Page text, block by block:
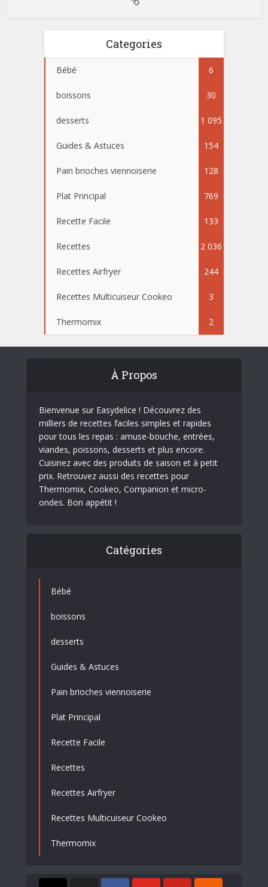
Categories
Bébé 6
boissons 30
desserts 1 095
Guides & Astuces 154
Pain brioches viennoiserie 128
Plat Principal 769
Recette Facile 133
Recettes 2 036
Recettes Airfryer 244
Recettes Multicuiseur Cookeo 3
Thermomix 2
À Propos
Bienvenue sur Easydelice ! Découvrez des
milliers de recettes faciles simples et rapides
pour tous les repas : amuse-bouche, entrées,
viandes, poissons, desserts et plus encore.
Cuisinez avec des produits de saison et à petit
prix. Retrouvez aussi des recettes pour
Thermomix, Cookeo, Companion et micro-
ondes. Bon appétit !
Catégories
Bébé
boissons
desserts
Guides & Astuces
Pain brioches viennoiserie
Plat Principal
Recette Facile
Recettes
Recettes Airfryer
Recettes Multicuiseur Cookeo
Thermomix